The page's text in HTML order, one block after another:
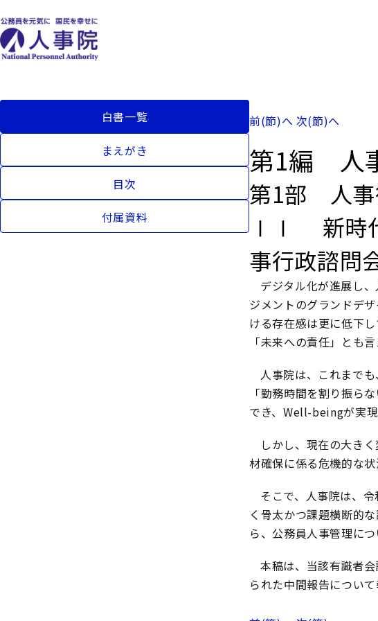
白書一覧
まえがき
目次
付属資料
前(節)へ 次(節)へ
第1編 人
第1部 人事
ⅠⅠ 新時代
事行政諮問
デジタル化が進展し
ジメントのグランドデ
ける存在感は更に低下
「未来への責任」とも言
人事院は、これまで
「勤務時間を割り振ら
でき、Well-beingが実現
しかし、現在の大き
材確保に係る危機的な
そこで、人事院は、
く骨太かつ課題横断的
ら、公務員人事管理に
本稿は、当該有識者
られた中間報告につい